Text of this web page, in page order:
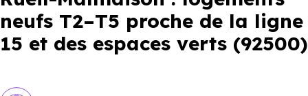
neufs T2–T5 proche de la ligne
15 et des espaces verts (92500)